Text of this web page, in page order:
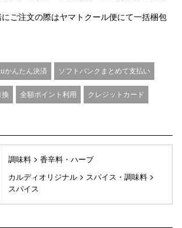
ご注文の際はヤマトクール便にて一括梱包
かんたん決済 ソフトバンクまとめて支払い
換 全額ポイント利用 クレジットカード
調味料
香辛料・ハーブ
カルディオリジナル
スパイス・調味料
スパイス